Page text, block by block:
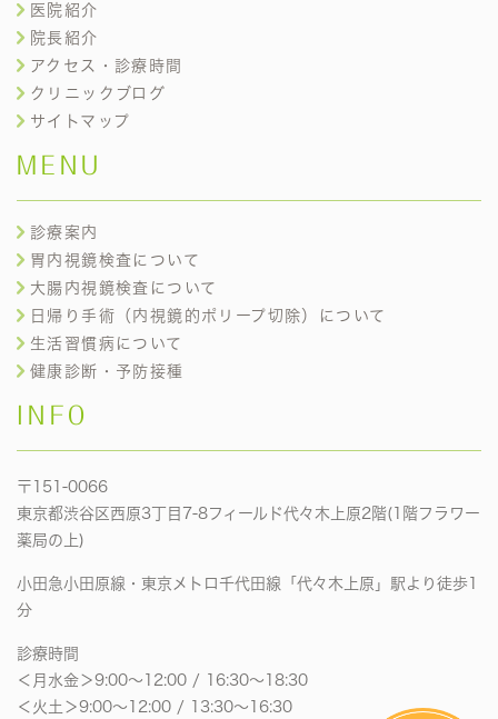
医院紹介
院長紹介
アクセス・診療時間
クリニックブログ
サイトマップ
MENU
診療案内
胃内視鏡検査について
大腸内視鏡検査について
日帰り手術（内視鏡的ポリープ切除）について
生活習慣病について
健康診断・予防接種
INFO
〒151-0066
東京都渋谷区西原3丁目7-8フィールド代々木上原2階(1階フラワー
薬局の上)
小田急小田原線・東京メトロ千代田線「代々木上原」駅より徒歩1
分
診療時間
＜月水金＞9:00〜12:00 / 16:30〜18:30
＜火土＞9:00〜12:00 / 13:30〜16:30